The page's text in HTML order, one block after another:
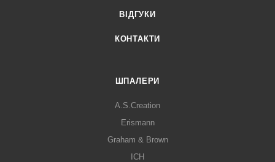
ВІДГУКИ
КОНТАКТИ
ШПАЛЕРИ
A.S.Creation
Erismann
Graham & Brown
ICH